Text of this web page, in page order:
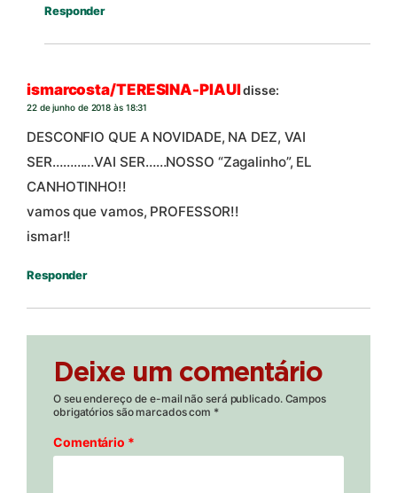
Responder
ismarcosta/TERESINA-PIAUIdisse:
22 de junho de 2018 às 18:31
DESCONFIO QUE A NOVIDADE, NA DEZ, VAI
SER…………VAI SER……NOSSO “Zagalinho”, EL
CANHOTINHO!!
vamos que vamos, PROFESSOR!!
ismar!!
Responder
Deixe um comentário
O seu endereço de e-mail não será publicado. Campos
obrigatórios são marcados com *
Comentário *